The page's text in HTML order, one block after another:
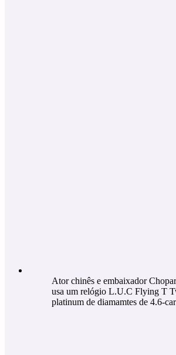
Ator chinês e embaixador
usa um relógio L.U.C Flying T
platinum de diamamtes de 4.6-